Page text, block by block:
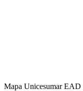
Mapa Unicesumar EAD